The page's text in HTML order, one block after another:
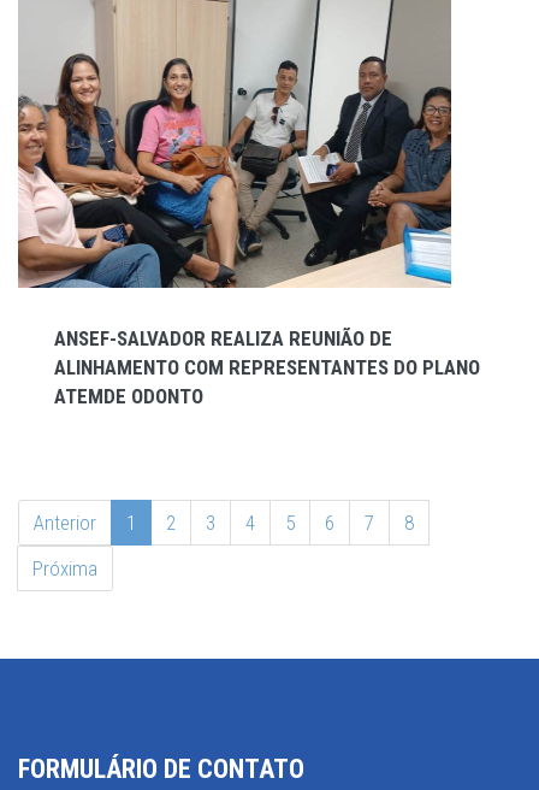
ANSEF-SALVADOR REALIZA REUNIÃO DE
ALINHAMENTO COM REPRESENTANTES DO PLANO
ATEMDE ODONTO
Anterior 1 2 3 4 5 6 7
8
Próxima
FORMULÁRIO DE CONTATO